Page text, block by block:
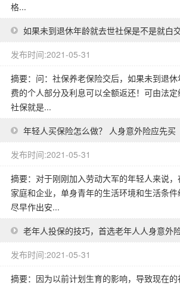
格...
如果未到退休年龄就去世社保是不是就白
发布时间:2021-05-31
摘要：问：社保养老保险交后，如果未到退
费的个人部分及利息可以全额返还！可由法
社保就是...
年轻人买保险怎么做？ 人身意外险应先买
发布时间:2021-05-31
摘要：对于刚刚加入劳动大军的年轻人来说
家庭和企业，单身青年的生活环境和生活条
尽早作出安...
老年人投保的技巧，首选老年人人身意外
发布时间:2021-05-31
摘要：因为以前计划生育的影响，导致现在